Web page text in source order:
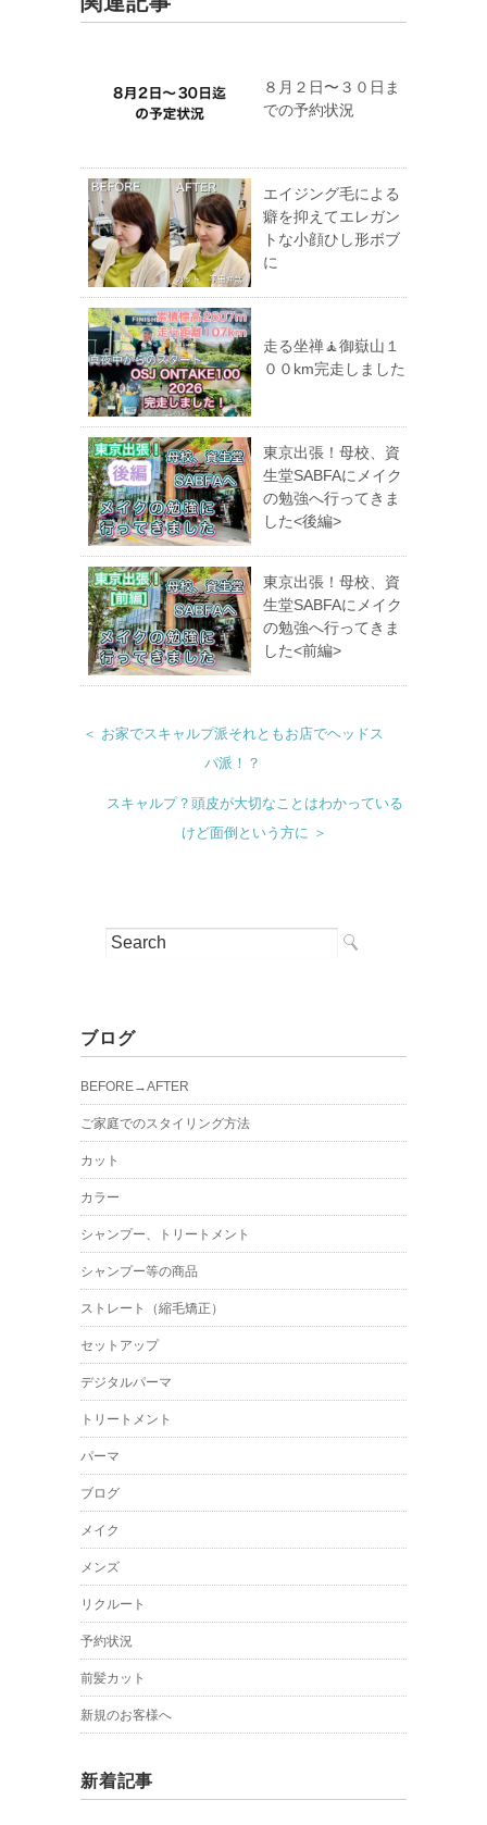
８月２日〜３０日ま
での予約状況
エイジング毛による
癖を抑えてエレガン
トな小顔ひし形ボブ
に
走る坐禅🧘御嶽山１
００km完走しました
東京出張！母校、資
生堂SABFAにメイク
の勉強へ行ってきま
した<後編>
東京出張！母校、資
生堂SABFAにメイク
の勉強へ行ってきま
した<前編>
＜ お家でスキャルプ派それともお店でヘッドス
パ派！？
スキャルプ？頭皮が大切なことはわかっている
けど面倒という方に ＞
ブログ
BEFORE→AFTER
ご家庭でのスタイリング方法
カット
カラー
シャンプー、トリートメント
シャンプー等の商品
ストレート（縮毛矯正）
セットアップ
デジタルパーマ
トリートメント
パーマ
ブログ
メイク
メンズ
リクルート
予約状況
前髪カット
新規のお客様へ
新着記事